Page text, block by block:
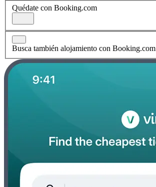
Quédate con Booking.com
Busca también alojamiento con Booking.com